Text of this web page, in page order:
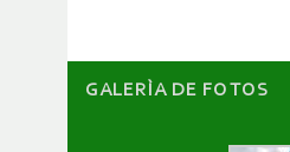
GALERÌA DE FOTOS